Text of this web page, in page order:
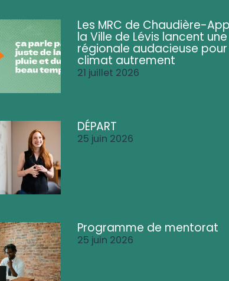
Les MRC de Chaudière-
la Ville de Lévis lancent
régionale audacieuse
climat autrement
21 juillet 2026
DÉPART
25 juin 2026
Programme de mentorat
25 juin 2026